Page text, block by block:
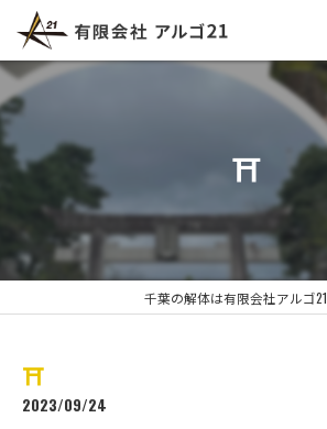
⛩️
千葉の解体は有限会社アルゴ21
⛩️
2023/09/24